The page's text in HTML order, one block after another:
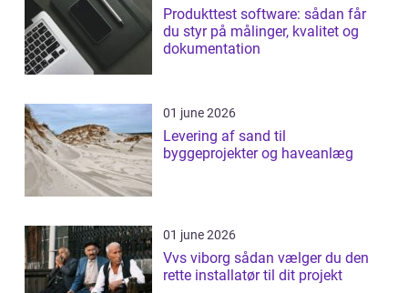
Produkttest software: sådan får
du styr på målinger, kvalitet og
dokumentation
01 june 2026
Levering af sand til
byggeprojekter og haveanlæg
01 june 2026
Vvs viborg sådan vælger du den
rette installatør til dit projekt